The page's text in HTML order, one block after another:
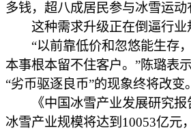
多钱，超八成居民参与冰雪运动
这种需求升级正在倒逼行业
“以前靠低价和忽悠能生存，
本事根本留不住客户。”陈璐表
“劣币驱逐良币”的现象终将改变。
《中国冰雪产业发展研究报
冰雪产业规模将达到10053亿元